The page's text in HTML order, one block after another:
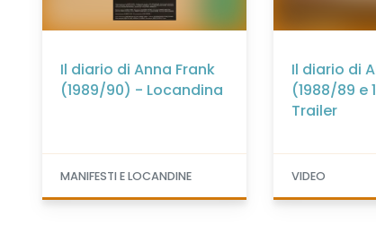
Il diario di Anna Frank
(1989/90) - Locandina
MANIFESTI E LOCANDINE
Il diario di
(1988/89 e
Trailer
VIDEO